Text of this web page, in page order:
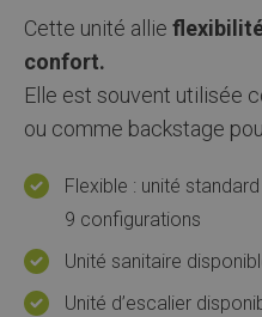
Cette unité allie
confort.
Elle est souvent utilisée
ou comme backstage
Flexible : unité
9 configurations
Unité sanitaire
Unité d’escalier